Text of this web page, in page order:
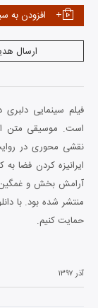
افزودن به
ارسال
است. موسیقی متن
نقشی محوری در
ایرانیزه کردن فضا
آرامش بخش و غمگین
منتشر شده بود. با
حمایت کنیم.
آذر ۱۳۹۷